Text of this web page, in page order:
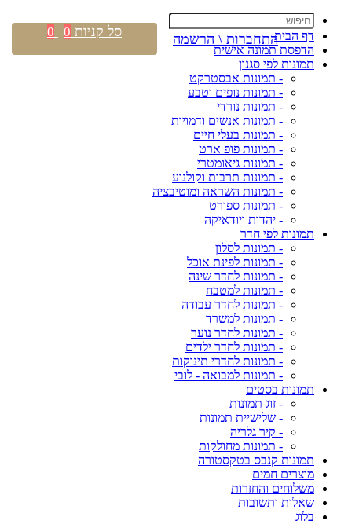
דף הבית
הדפסת תמונה אישית
תמונות לפי סגנון
- תמונות אבסטרקט
- תמונות נופים וטבע
- תמונות נורדי
- תמונות אנשים ודמויות
- תמונות בעלי חיים
- תמונות פופ ארט
- תמונות גיאומטרי
- תמונות תרבות וקולנוע
- תמונות השראה ומוטיבציה
- תמונות ספורט
- יהדות ויודאיקה
תמונות לפי חדר
- תמונות לסלון
- תמונות לפינת אוכל
- תמונות לחדר שינה
- תמונות למטבח
- תמונות לחדר עבודה
- תמונות למשרד
- תמונות לחדר נוער
- תמונות לחדר ילדים
- תמונות לחדרי תינוקות
- תמונות למבואה - לובי
תמונות בסטים
- זוג תמונות
- שלישיית תמונות
- קיר גלריה
- תמונות מחולקות
תמונות קנבס בטקסטורה
מוצרים חמים
משלוחים והחזרות
שאלות ותשובות
בלוג
התחברות \ הרשמה סל קניות 0
0